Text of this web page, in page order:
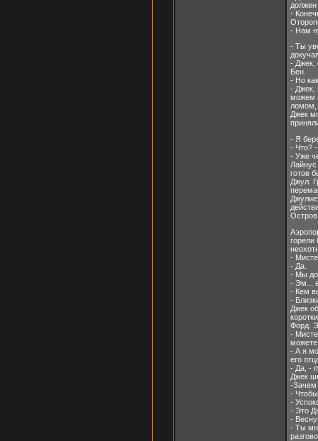
-
- Нам
- Ты
- Джек,
Бен.
- Но
- Джек,
можем
ломом,
Джек
- Я
- Что?
- Уже
готов
Джул.
Остров
горели
-
- Да.
- Мы
- Эм...
- Кем
-
Джек
Форд.
-
можете
- А я
его
- Да, -
Джек
-Зачем
-
-
- Это
-
- Ты